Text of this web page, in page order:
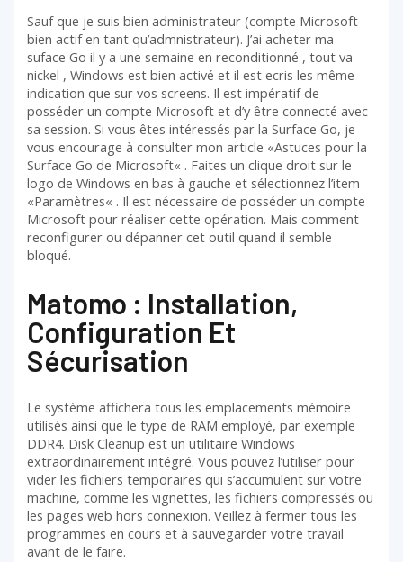
Sauf que je suis bien administrateur (compte Microsoft
bien actif en tant qu’admnistrateur). J’ai acheter ma
suface Go il y a une semaine en reconditionné , tout va
nickel , Windows est bien activé et il est ecris les même
indication que sur vos screens. Il est impératif de
posséder un compte Microsoft et d’y être connecté avec
sa session. Si vous êtes intéressés par la Surface Go, je
vous encourage à consulter mon article «Astuces pour la
Surface Go de Microsoft« . Faites un clique droit sur le
logo de Windows en bas à gauche et sélectionnez l’item
«Paramètres« . Il est nécessaire de posséder un compte
Microsoft pour réaliser cette opération. Mais comment
reconfigurer ou dépanner cet outil quand il semble
bloqué.
Matomo : Installation,
Configuration Et
Sécurisation
Le système affichera tous les emplacements mémoire
utilisés ainsi que le type de RAM employé, par exemple
DDR4. Disk Cleanup est un utilitaire Windows
extraordinairement intégré. Vous pouvez l’utiliser pour
vider les fichiers temporaires qui s’accumulent sur votre
machine, comme les vignettes, les fichiers compressés ou
les pages web hors connexion. Veillez à fermer tous les
programmes en cours et à sauvegarder votre travail
avant de le faire.